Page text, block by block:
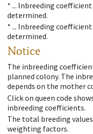
* ... Inbreeding
determined.
* ... Inbreeding
determined.
Notice
The inbreeding
planned colony. The
depends on the mother
Click on queen code
inbreeding coefficients.
The total breeding
weighting factors.